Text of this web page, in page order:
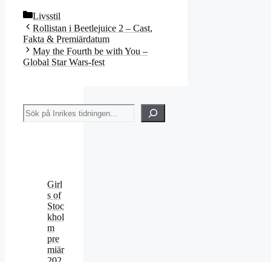
Kategorier
Livsstil
Rollistan i Beetlejuice 2 – Cast,
Fakta & Premiärdatum
May the Fourth be with You –
Global Star Wars-fest
Sök
Girl
s of
Stoc
khol
m
pre
miär